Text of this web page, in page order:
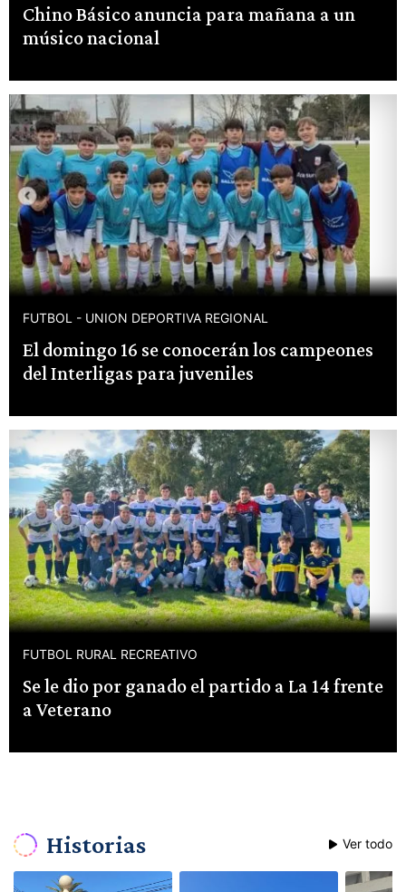
Chino Básico anuncia para mañana a un
músico nacional
FUTBOL - UNION DEPORTIVA REGIONAL
El domingo 16 se conocerán los campeones
del Interligas para juveniles
FUTBOL RURAL RECREATIVO
Se le dio por ganado el partido a La 14 frente
a Veterano
Historias Ver todo